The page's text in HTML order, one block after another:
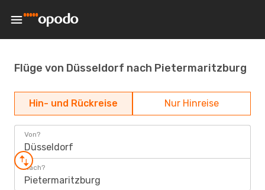
Flüge von Düsseldorf nach Pietermaritzburg
Hin- und Rückreise Nur Hinreise
Von?
Düsseldorf
Nach?
Pietermaritzburg